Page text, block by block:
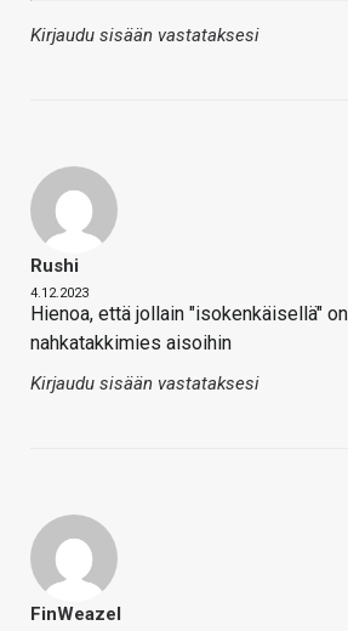
Kirjaudu sisään vastataksesi
Rushi
4.12.2023
Hienoa, että jollain "isokenkäisellä"
nahkatakkimies aisoihin
Kirjaudu sisään vastataksesi
FinWeazel